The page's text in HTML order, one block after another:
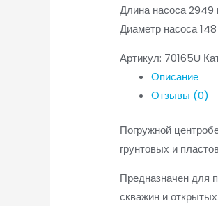
Длина насоса
Диаметр насоса
Артикул: 70165U
Описание
Отзывы (0)
Погружной
грунтовых и
Предназначен для
скважин и